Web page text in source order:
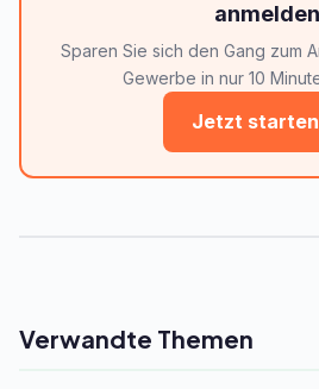
anmelden
Sparen Sie sich den Gang zum
Gewerbe in nur 10
Jetzt
Verwandte Themen